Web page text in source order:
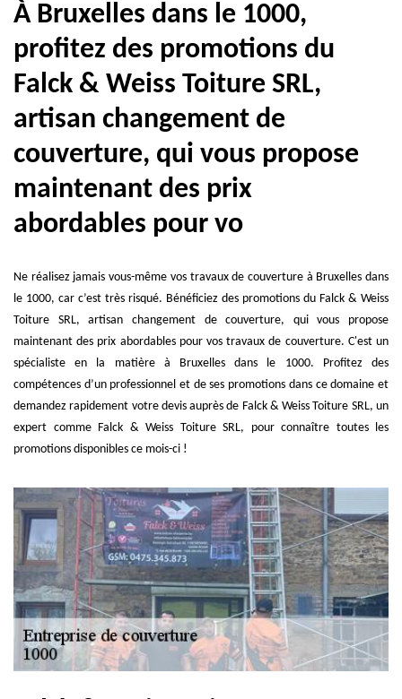
À Bruxelles dans le 1000,
profitez des promotions du
Falck & Weiss Toiture SRL,
artisan changement de
couverture, qui vous propose
maintenant des prix
abordables pour vo
Ne réalisez jamais vous-même vos travaux de couverture à Bruxelles dans
le 1000, car c’est très risqué. Bénéficiez des promotions du Falck & Weiss
Toiture SRL, artisan changement de couverture, qui vous propose
maintenant des prix abordables pour vos travaux de couverture. C'est un
spécialiste en la matière à Bruxelles dans le 1000. Profitez des
compétences d’un professionnel et de ses promotions dans ce domaine et
demandez rapidement votre devis auprès de Falck & Weiss Toiture SRL, un
expert comme Falck & Weiss Toiture SRL, pour connaître toutes les
promotions disponibles ce mois-ci !